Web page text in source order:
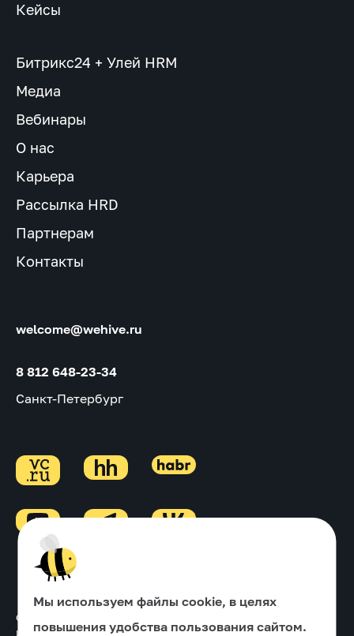
Кейсы
Битрикс24 + Улей HRM
Медиа
Вебинары
О нас
Карьера
Рассылка HRD
Партнерам
Контакты
welcome@wehive.ru
8 812 648-23-34
Санкт-Петербург
Основной ОКВЭД
Информация об ИТ-деятельности ↓
Мы используем файлы cookie, в целях
повышения удобства пользования сайтом.